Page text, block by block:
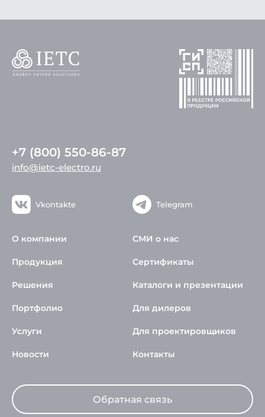
+7 (800) 550-86-87
info@ietc-electro.ru
Vkontakte Telegram
О компании
Продукция
Решения
Портфолио
Услуги
Новости
СМИ о нас
Сертификаты
Каталоги и презентации
Для дилеров
Для проектировщиков
Контакты
Обратная связь